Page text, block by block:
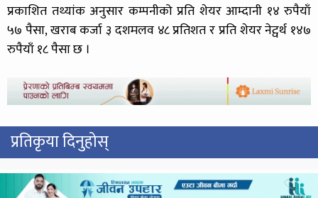
प्रकाशित तथ्यांक अनुसार कम्पनीको प्रति शेयर आम्दानी १४ रुपैयाँ
५७ पैसा, खराब कर्जा ३ दशमलव ४८ प्रतिशत र प्रति शेयर नेट्वर्थ १४७
रुपैयाँ १८ पैसा छ ।
प्रतिकृया दिनुहोस्